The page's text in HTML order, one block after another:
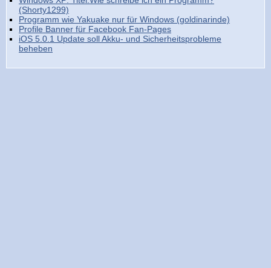
(Shorty1299)
Programm wie Yakuake nur für Windows (goldinarinde)
Profile Banner für Facebook Fan-Pages
iOS 5.0.1 Update soll Akku- und Sicherheitsprobleme
beheben